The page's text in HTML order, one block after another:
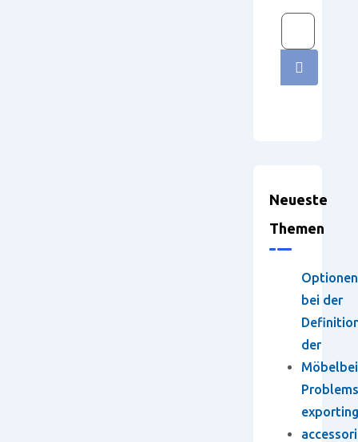
Neueste
Themen
Optionen
bei der
der
Problems
exporting